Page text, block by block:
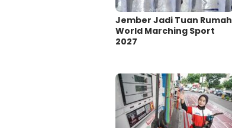
Jember Jadi Tuan Rumah
World Marching Sport
2027